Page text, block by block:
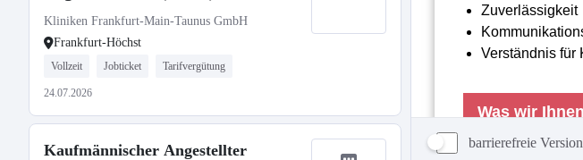
Kliniken Frankfurt-Main-Taunus GmbH
Frankfurt-Höchst
Vollzeit Jobticket Tarifvergütung
24.07.2026
Kaufmännischer Angestellter
barrierefreie Version